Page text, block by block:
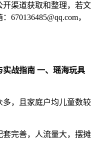
渠道获取和整理，若文
670136485@qq.com，
实战指南 一、瑶海玩具
，且家庭户均儿童数较
完善，人流量大，摆摊